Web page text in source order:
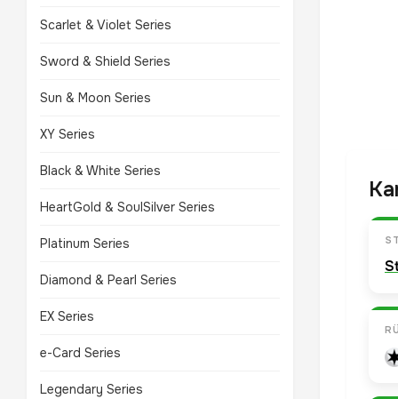
Scarlet & Violet Series
Sword & Shield Series
Sun & Moon Series
XY Series
Black & White Series
HeartGold & SoulSilver Series
Platinum Series
Diamond & Pearl Series
EX Series
e-Card Series
Legendary Series